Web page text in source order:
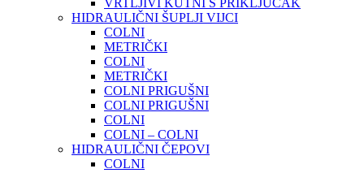
VRTLJIVI KUTNI S PRIKLJUČAK
HIDRAULIČNI ŠUPLJI VIJCI
COLNI
METRIČKI
COLNI
METRIČKI
COLNI PRIGUŠNI
COLNI PRIGUŠNI
COLNI
COLNI – COLNI
HIDRAULIČNI ČEPOVI
COLNI